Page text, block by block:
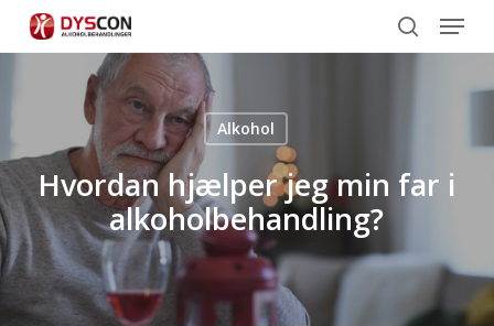
search
Menu
Alkohol
Hvordan hjælper jeg min far i
alkoholbehandling?